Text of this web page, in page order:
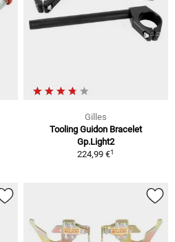
Gilles
Tooling Guidon Bracelet
Gp.Light2
224,99 €1